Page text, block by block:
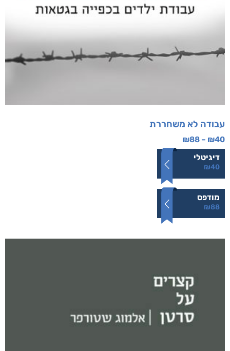
עבודה לא משחררת
₪40
–
₪88
דיגיטלי
₪40
מודפס
₪88